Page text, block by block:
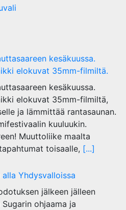
kesäkuussa.
elokuvat 35mm-filmiltä.
kesäkuussa.
elokuvat 35mm-filmiltä,
ja lämmittää rantasaunan.
kuuluukin.
Muuttoliike maalta
toisaalle, [...]
Yhdysvalloissa
jälkeen jälleen
ohjaama ja